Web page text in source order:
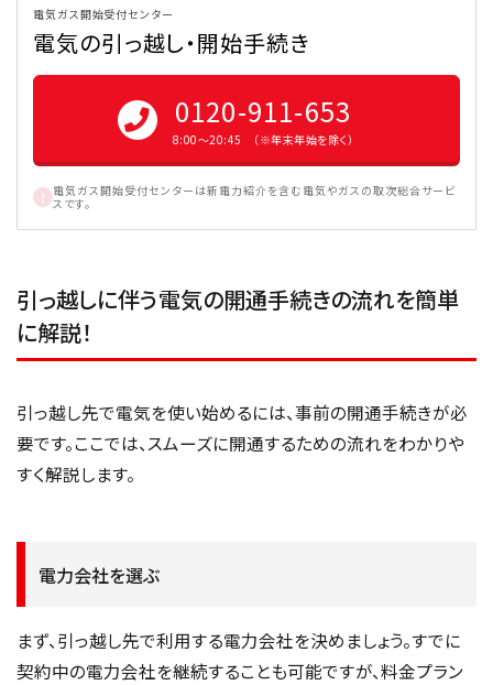
電気ガス開始受付センター
電気の引っ越し・開始手続き
0120-911-653
8:00〜20:45 （※年末年始を除く）
電気ガス開始受付センターは新電力紹介を含む電気やガスの取次総合サービ
スです。
引っ越しに伴う電気の開通手続きの流れを簡単
に解説！
引っ越し先で電気を使い始めるには、事前の開通手続きが必
要です。ここでは、スムーズに開通するための流れをわかりや
すく解説します。
電力会社を選ぶ
まず、引っ越し先で利用する電力会社を決めましょう。すでに
契約中の電力会社を継続することも可能ですが、料金プラン